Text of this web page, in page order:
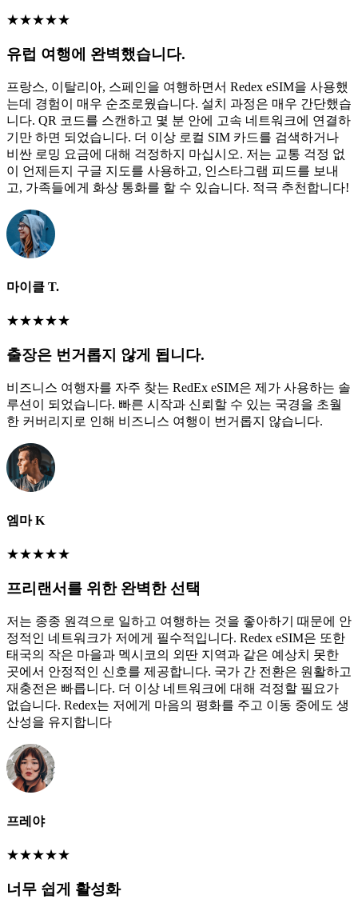
★★★★★
유럽 여행에 완벽했습니다.
프랑스, 이탈리아, 스페인을 여행하면서 Redex eSIM을 사용했
는데 경험이 매우 순조로웠습니다. 설치 과정은 매우 간단했습
니다. QR 코드를 스캔하고 몇 분 안에 고속 네트워크에 연결하
기만 하면 되었습니다. 더 이상 로컬 SIM 카드를 검색하거나
비싼 로밍 요금에 대해 걱정하지 마십시오. 저는 교통 걱정 없
이 언제든지 구글 지도를 사용하고, 인스타그램 피드를 보내
고, 가족들에게 화상 통화를 할 수 있습니다. 적극 추천합니다!
마이클 T.
★★★★★
출장은 번거롭지 않게 됩니다.
비즈니스 여행자를 자주 찾는 RedEx eSIM은 제가 사용하는 솔
루션이 되었습니다. 빠른 시작과 신뢰할 수 있는 국경을 초월
한 커버리지로 인해 비즈니스 여행이 번거롭지 않습니다.
엠마 K
★★★★★
프리랜서를 위한 완벽한 선택
저는 종종 원격으로 일하고 여행하는 것을 좋아하기 때문에 안
정적인 네트워크가 저에게 필수적입니다. Redex eSIM은 또한
태국의 작은 마을과 멕시코의 외딴 지역과 같은 예상치 못한
곳에서 안정적인 신호를 제공합니다. 국가 간 전환은 원활하고
재충전은 빠릅니다. 더 이상 네트워크에 대해 걱정할 필요가
없습니다. Redex는 저에게 마음의 평화를 주고 이동 중에도 생
산성을 유지합니다
프레야
★★★★★
너무 쉽게 활성화